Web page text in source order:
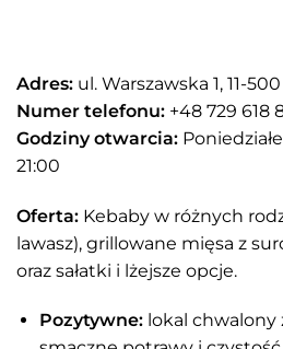
Adres: ul. Warszawska 1, 11-
Numer telefonu: +48 729 618
Godziny otwarcia:
21:00
Oferta: Kebaby w różnych
lawasz), grillowane mięsa z
oraz sałatki i lżejsze opcje.
Pozytywne:lokal chwalony